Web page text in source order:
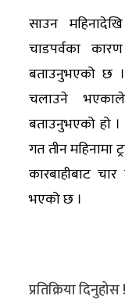
साउन
चाडपर्वका
बताउनुभएको छ
चलाउने
बताउनुभएको हो
गत तीन महिनामा
कारबाहीबाट
भएको छ ।
प्रतिक्रिया दिनुहोस !